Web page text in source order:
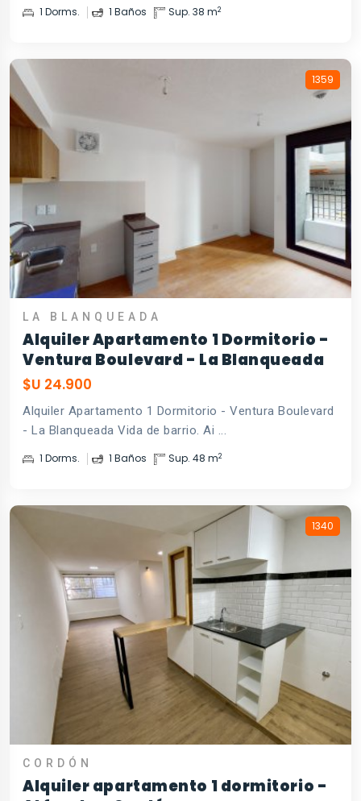
1 Dorms. 1 Baños Sup. 38 m2
1359
LA BLANQUEADA
Alquiler Apartamento 1 Dormitorio -
Ventura Boulevard - La Blanqueada
$U 24.900
Alquiler Apartamento 1 Dormitorio - Ventura Boulevard
- La Blanqueada Vida de barrio. Ai ...
1 Dorms. 1 Baños Sup. 48 m2
1340
CORDÓN
Alquiler apartamento 1 dormitorio -